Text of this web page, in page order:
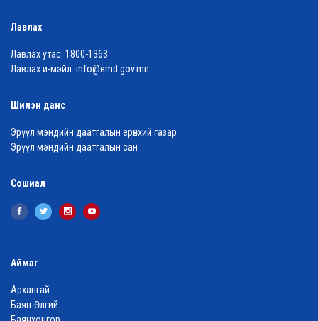
Лавлах
Лавлах утас: 1800-1363
Лавлах и-мэйл: info@emd.gov.mn
Шилэн данс
Эрүүл мэндийн даатгалын ерөнхий газар
Эрүүл мэндийн даатгалын сан
Сошиал
Аймаг
Архангай
Баян-Өлгий